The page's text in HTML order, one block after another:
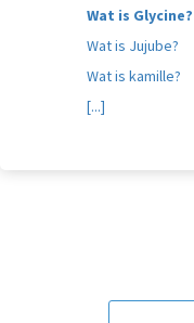
Wat is Glycine?
Wat is Jujube?
Wat is kamille?
[...]